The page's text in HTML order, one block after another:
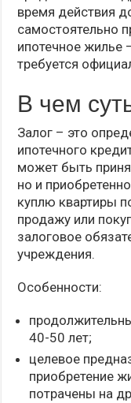
время действия
самостоятельно
ипотечное жилье
требуется
В чем
Залог – это
ипотечного
может быть
но и
куплю квартиры
продажу или
залоговое
учреждения.
Особенности:
40-50 лет;
целевое
приобретение
потрачены на